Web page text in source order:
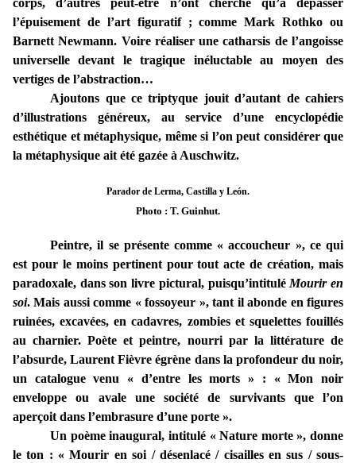
corps, d’autres peut-être n’ont cherché qu’à dépasser
l’épuisement de l’art figuratif ; comme Mark Rothko ou
Barnett Newmann. Voire réaliser une catharsis de l’angoisse
universelle devant le tragique inéluctable au moyen des
vertiges de l’abstraction…
Ajoutons que ce triptyque jouit d’autant de cahiers
d’illustrations généreux, au service d’une encyclopédie
esthétique et métaphysique, même si l’on peut considérer que
la métaphysique ait été gazée à Auschwitz.
Parador de Lerma, Castilla y León.
Photo : T. Guinhut.
Peintre, il se présente comme « accoucheur », ce qui
est pour le moins pertinent pour tout acte de création, mais
paradoxale, dans son livre pictural, puisqu’intitulé Mourir en
soi. Mais aussi comme « fossoyeur », tant il abonde en figures
ruinées, excavées, en cadavres, zombies et squelettes fouillés
au charnier. Poète et peintre, nourri par la littérature de
l’absurde, Laurent Fièvre égrène dans la profondeur du noir,
un catalogue venu « d’entre les morts » : « Mon noir
enveloppe ou avale une société de survivants que l’on
aperçoit dans l’embrasure d’une porte ».
Un poème inaugural, intitulé « Nature morte », donne
le ton : « Mourir en soi / désenlacé / cisailles en sus / sous-